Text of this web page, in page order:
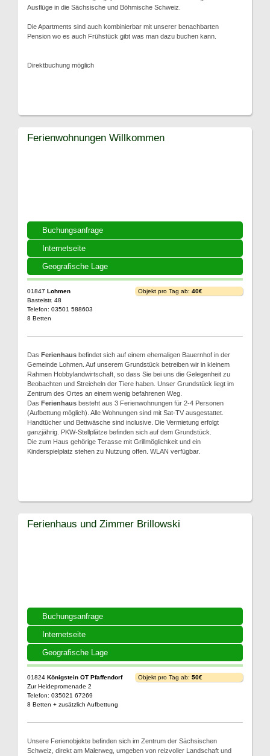
Ausflüge in die Sächsische und Böhmische Schweiz.
Die Apartments sind auch kombinierbar mit unserer benachbarten
Pension wo es auch Frühstück gibt was man dazu buchen kann.
Direktbuchung möglich
Buchungsanfrage
Internetseite
Geografische Lage
Ferienwohnungen Willkommen
01847 Lohmen
Basteistr. 48
Telefon: 03501 588603
8 Betten
Objekt pro Tag ab: 40€
Das Ferienhaus befindet sich auf einem ehemaligen Bauernhof in der
Gemeinde Lohmen. Auf unserem Grundstück betreiben wir in kleinem
Rahmen Hobbylandwirtschaft, so dass Sie bei uns die Gelegenheit zu
Beobachten und Streicheln der Tiere haben. Unser Grundstück liegt im
Zentrum des Ortes an einem wenig befahrenen Weg.
Das Ferienhaus besteht aus 3 Ferienwohnungen für 2-4 Personen
(Aufbettung möglich). Alle Wohnungen sind mit Sat-TV ausgestattet.
Handtücher und Bettwäsche sind inclusive. Die Vermietung erfolgt
ganzjährig. PKW-Stellplätze befinden sich auf dem Grundstück.
Die zum Haus gehörige Terasse mit Grillmöglichkeit und ein
Kinderspielplatz stehen zu Nutzung offen. WLAN verfügbar.
Buchungsanfrage
Internetseite
Geografische Lage
Ferienhaus und Zimmer Brillowski
01824 Königstein OT Pfaffendorf
Zur Heidepromenade 2
Telefon: 035021 67269
8 Betten + zusätzlich Aufbettung
Objekt pro Tag ab: 50€
Unsere Ferienobjekte befinden sich im Zentrum der Sächsischen
Schweiz, direkt am Malerweg, umgeben von reizvoller Landschaft und